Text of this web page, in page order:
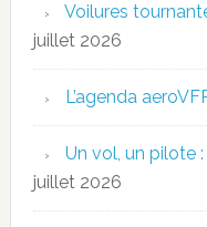
Voilures
juillet 2026
L’agenda
Un vol, un pilote
juillet 2026